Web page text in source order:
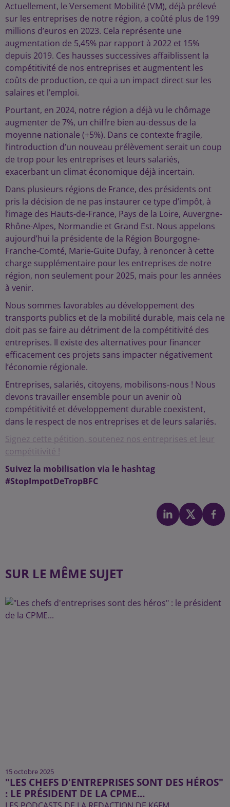
Actuellement, le Versement Mobilité (VM), déjà prélevé
sur les entreprises de notre région, a coûté plus de 199
millions d’euros en 2023. Cela représente une
augmentation de 5,45% par rapport à 2022 et 15%
depuis 2019. Ces hausses successives affaiblissent la
compétitivité de nos entreprises et augmentent les
coûts de production, ce qui a un impact direct sur les
salaires et l’emploi.
Pourtant, en 2024, notre région a déjà vu le chômage
augmenter de 7%, un chiffre bien au-dessus de la
moyenne nationale (+5%). Dans ce contexte fragile,
l’introduction d’un nouveau prélèvement serait un coup
de trop pour les entreprises et leurs salariés,
exacerbant un climat économique déjà incertain.
Dans plusieurs régions de France, des présidents ont
pris la décision de ne pas instaurer ce type d’impôt, à
l’image des Hauts-de-France, Pays de la Loire, Auvergne-
Rhône-Alpes, Normandie et Grand Est. Nous appelons
aujourd’hui la présidente de la Région Bourgogne-
Franche-Comté, Marie-Guite Dufay, à renoncer à cette
charge supplémentaire pour les entreprises de notre
région, non seulement pour 2025, mais pour les années
à venir.
Nous sommes favorables au développement des
transports publics et de la mobilité durable, mais cela ne
doit pas se faire au détriment de la compétitivité des
entreprises. Il existe des alternatives pour financer
efficacement ces projets sans impacter négativement
l’économie régionale.
Entreprises, salariés, citoyens, mobilisons-nous ! Nous
devons travailler ensemble pour un avenir où
compétitivité et développement durable coexistent,
dans le respect de nos entreprises et de leurs salariés.
Signez cette pétition, soutenez nos entreprises et leur
compétitivité !
Suivez la mobilisation via le hashtag
#StopImpotDeTropBFC
SUR LE MÊME SUJET
15 octobre 2025
"LES CHEFS D'ENTREPRISES SONT DES HÉROS"
: LE PRÉSIDENT DE LA CPME...